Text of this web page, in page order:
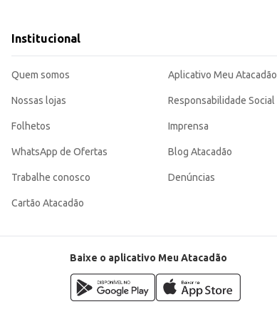
Institucional
Quem somos
Nossas lojas
Folhetos
WhatsApp de Ofertas
Trabalhe conosco
Cartão Atacadão
Aplicativo Meu Atacadão
Responsabilidade Social
Imprensa
Blog Atacadão
Denúncias
Baixe o aplicativo Meu Atacadão